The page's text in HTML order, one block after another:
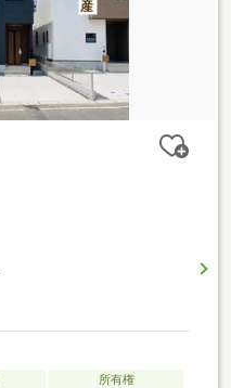
所有権